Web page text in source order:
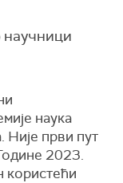
научници
наука
Није први пут
2023.
користећи